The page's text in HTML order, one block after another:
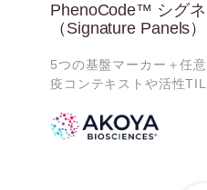
PhenoCode™ シグ
（Signature Panels
5つの基盤マーカー＋任
疫コンテキストや活性